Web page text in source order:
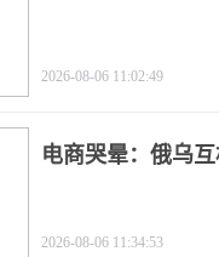
2026-08-06 11:02:49
电商哭晕：俄乌
2026-08-06 11:34:53